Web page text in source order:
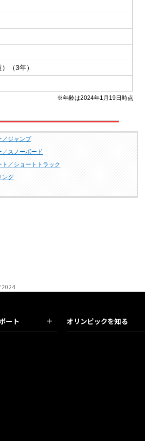
（3年）
※年齢は2024年1月19日時点
／ジャンプ
／スノーボード
ト／ショートトラック
ング
2024
ート オリンピックを知る